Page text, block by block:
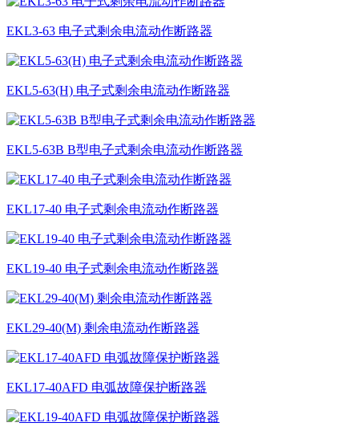
EKL3-63 电子式剩余电流动作断路器
EKL5-63(H) 电子式剩余电流动作断路器
EKL5-63B B型电⼦式剩余电流动作断路器
EKL17-40 电⼦式剩余电流动作断路器
EKL19-40 电子式剩余电流动作断路器
EKL29-40(M) 剩余电流动作断路器
EKL17-40AFD 电弧故障保护断路器